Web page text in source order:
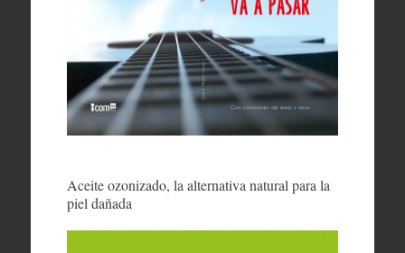
Aceite ozonizado, la alternativa natural para la
piel dañada